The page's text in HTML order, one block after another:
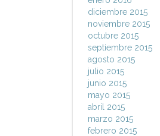
diciembre 2015
noviembre 2015
octubre 2015
septiembre 2015
agosto 2015
julio 2015
junio 2015
mayo 2015
abril 2015
marzo 2015
febrero 2015